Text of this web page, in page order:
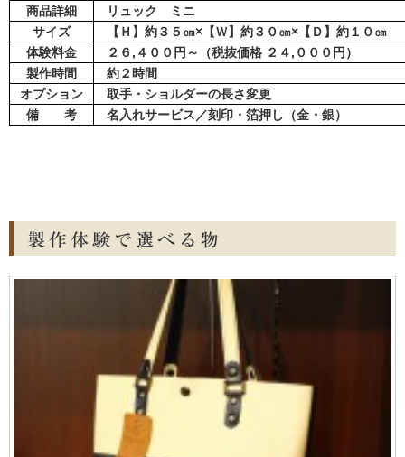
商品詳細
リュック ミニ
サイズ
【Ｈ】約３５㎝×【Ｗ】約３０㎝×【Ｄ】約１０㎝
体験料金
２６,４００円～（税抜価格 ２４,０００円）
製作時間
約２時間
オプション
取手・ショルダーの長さ変更
備 考
名入れサービス／刻印・箔押し（金・銀）